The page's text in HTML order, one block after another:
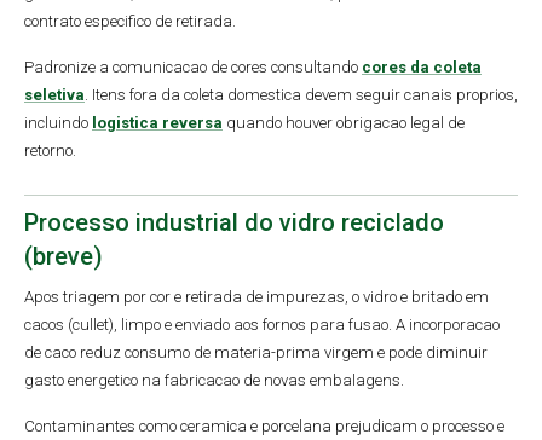
contrato especifico de retirada.
Padronize a comunicacao de cores consultando cores da coleta
seletiva. Itens fora da coleta domestica devem seguir canais proprios,
incluindo logistica reversa quando houver obrigacao legal de
retorno.
Processo industrial do vidro reciclado
(breve)
Apos triagem por cor e retirada de impurezas, o vidro e britado em
cacos (cullet), limpo e enviado aos fornos para fusao. A incorporacao
de caco reduz consumo de materia-prima virgem e pode diminuir
gasto energetico na fabricacao de novas embalagens.
Contaminantes como ceramica e porcelana prejudicam o processo e